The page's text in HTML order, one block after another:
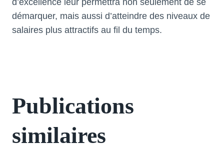
d’excellence leur permettra non seulement de se
démarquer, mais aussi d’atteindre des niveaux de
salaires plus attractifs au fil du temps.
Publications
similaires